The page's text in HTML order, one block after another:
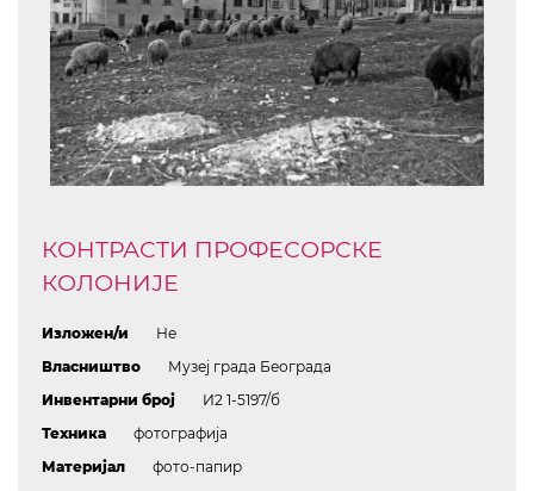
КОНТРАСТИ ПРОФЕСОРСКЕ
КОЛОНИЈЕ
Изложен/и
Не
Власништво
Музеј града Београда
Инвентарни број
И2 1-5197/б
Техника
фотографија
Материјал
фото-папир